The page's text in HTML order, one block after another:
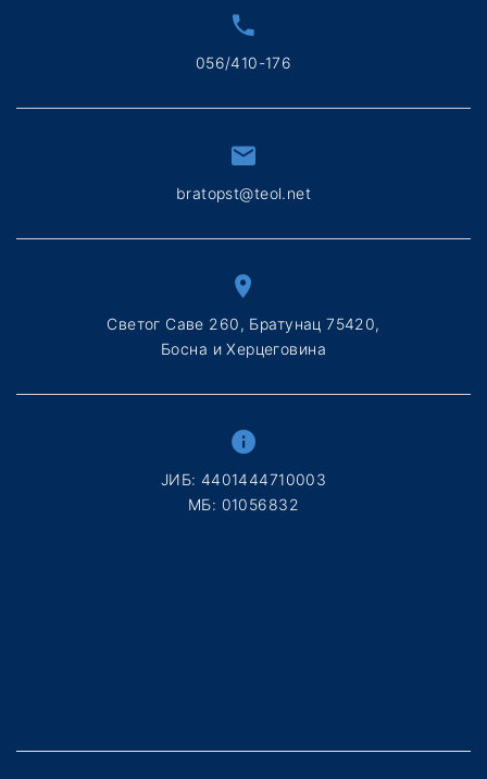
056/410-176
bratopst@teol.net
Светог Саве 260, Братунац 75420,
Босна и Херцеговина
ЈИБ: 4401444710003
МБ: 01056832